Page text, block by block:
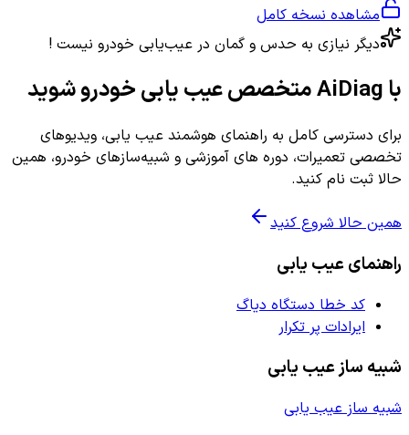
مشاهده نسخه کامل
دیگر نیازی به حدس و گمان در عیب‌یابی خودرو نیست !
با AiDiag متخصص عیب یابی خودرو شوید
برای دسترسی کامل به راهنمای هوشمند عیب یابی، ویدیوهای
تخصصی تعمیرات، دوره های آموزشی و شبیه‌سازهای خودرو، همین
حالا ثبت نام کنید.
همین حالا شروع کنید
راهنمای عیب یابی
کد خطا دستگاه دیاگ
ایرادات پر تکرار
شبیه ساز عیب یابی
شبیه ساز عیب یابی